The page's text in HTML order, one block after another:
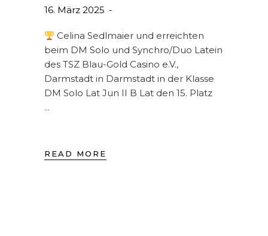
16. März 2025
Celina Sedlmaier und erreichten
beim DM Solo und Synchro/Duo Latein
des TSZ Blau-Gold Casino e.V.,
Darmstadt in Darmstadt in der Klasse
DM Solo Lat Jun II B Lat den 15. Platz
READ MORE